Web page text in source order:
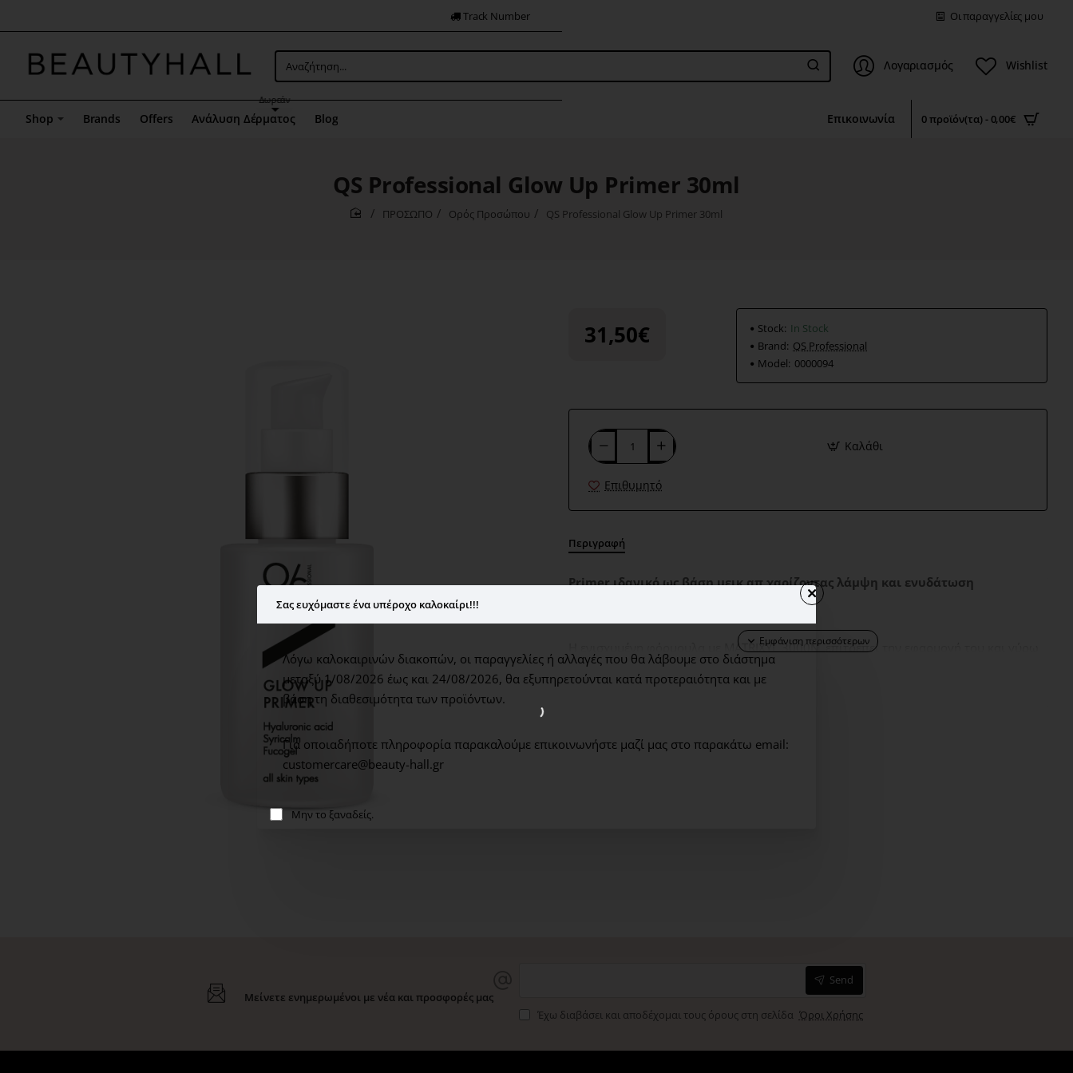
Σας ευχόμαστε ένα υπέροχο καλοκαίρι!!!
Λόγω καλοκαιρινών διακοπών, οι παραγγελίες ή αλλαγές που θα λάβουμε στο διάστημα
μεταξύ 1/08/2026 έως και 24/08/2026, θα εξυπηρετούνται κατά προτεραιότητα και με
βάση τη διαθεσιμότητα των προϊόντων.
Για οποιαδήποτε πληροφορία παρακαλούμε επικοινωνήστε μαζί μας στο παρακάτω email:
customercare@beauty-hall.gr
Μην το ξαναδείς.
5
Track Number Οι παραγγελίες μου
Αναζήτηση... Λογαριασμός Wishlist
Shop Brands Offers Ανάλυση Δέρματος
Δωρεάν
Blog Επικοινωνία 0 προϊόν(τα) - 0,00€
QS Professional Glow Up Primer 30ml
ΠΡΟΣΩΠΟ Ορός Προσώπου QS Professional Glow Up Primer 30ml
31,50€ Stock: In Stock
Brand: QS Professional
Model: 0000094
Καλάθι
Επιθυμητό
Περιγραφή
Primer ιδανικό ως βάση μεικ απ χαρίζοντας λάμψη και ενυδάτωση
Η ενισχυμένη φόρμουλα με MATRIXYL 3000N επιτρέπει την εφαρμογή του και γύρω
από τα μάτια. Χρησιμοποιείται πριν το μέικ απ έχει την ικανότητα να απορροφά την
λιπαρότητα και έτσι το μεικ απ να διατηρείται σταθερό, και να μας χαρίζει ένα λεπτό
πρωτοποριακά μικροσφαιρίδια αντανακλούν στο φως, και χαρίζουν μια επιδερμίδα
Μείνετε ενημερωμένοι με νέα και προσφορές μας
Send
Έχω διαβάσει και αποδέχομαι τους όρους στη σελίδα Όροι Χρήσης